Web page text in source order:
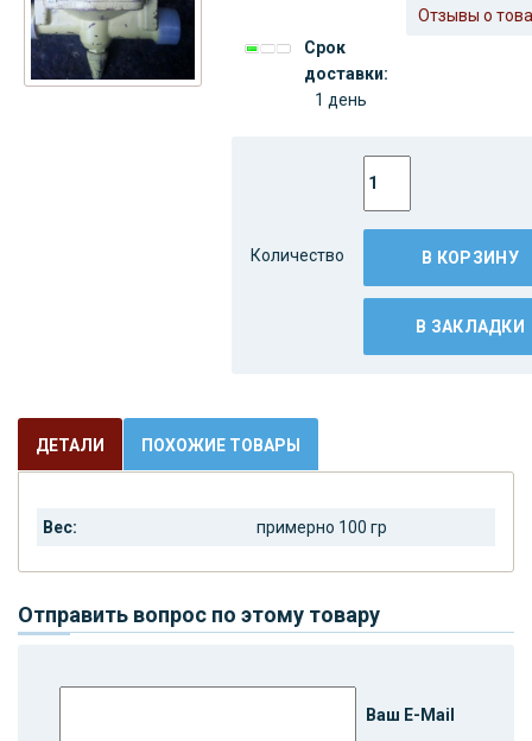
Срок
доставки:
1 день
Отзывы о
Количество В КОРЗИНУ
В ЗАКЛАДКИ
ДЕТАЛИ ПОХОЖИЕ ТОВАРЫ
Вес: примерно 100 гр
Отправить вопрос по этому товару
Ваш E-Mail